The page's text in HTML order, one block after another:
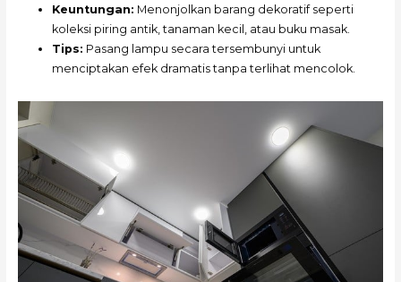
Keuntungan: Menonjolkan barang dekoratif seperti
koleksi piring antik, tanaman kecil, atau buku masak.
Tips: Pasang lampu secara tersembunyi untuk
menciptakan efek dramatis tanpa terlihat mencolok.